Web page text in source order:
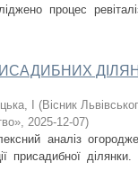
процес
І (Вісник
, 2025-12-07)
аналіз
присадибної